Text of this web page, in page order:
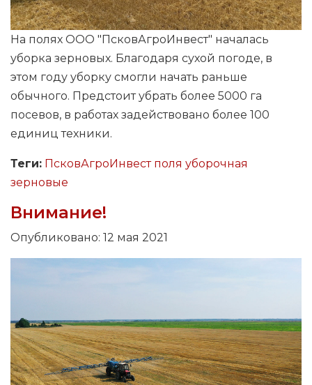
На полях ООО "ПсковАгроИнвест" началась
уборка зерновых. Благодаря сухой погоде, в
этом году уборку смогли начать раньше
обычного. Предстоит убрать более 5000 га
посевов, в работах задействовано более 100
единиц техники.
Теги: ПсковАгроИнвест поля уборочная
зерновые
Внимание!
Опубликовано: 12 мая 2021